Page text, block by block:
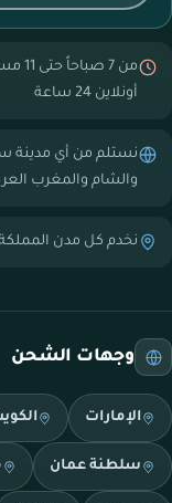
من
أونلاين 24 ساعة
نستلم من أي مدينة
والشام والمغرب
نخدم كل مدن
وجهات الشحن
الإمارات
سلطنة عمان